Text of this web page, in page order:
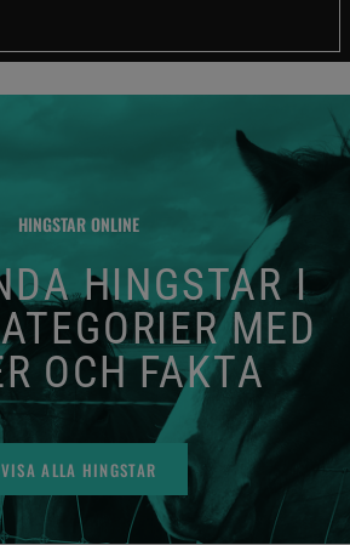
HINGSTAR ONLINE
HINGSTAR I
MED
OCH FAKTA
VISA ALLA HINGSTAR